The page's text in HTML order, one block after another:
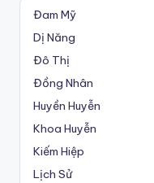
Đam Mỹ
Dị Năng
Đô Thị
Đồng Nhân
Huyền Huyễn
Khoa Huyễn
Kiếm Hiệp
Lịch Sử